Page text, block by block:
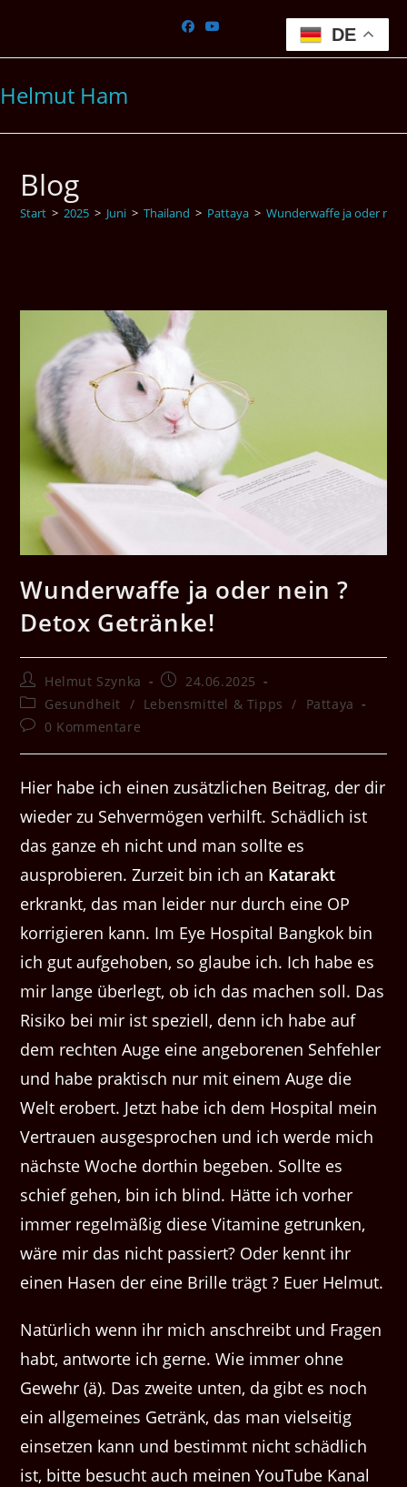
springen
Helmut Ham
Blog
Start > 2025 > Juni > Thailand > Pattaya > Wunderwaffe ja oder
Wunderwaffe ja oder nein ?
Detox Getränke!
Beitrags-
Autor:
Helmut Szynka
Beitrag
veröffentlicht:
24.06.2025
Beitrags-
Kategorie:
Gesundheit / Lebensmittel & Tipps /
Pattaya
Beitrags-
0 Kommentare
Hier habe ich einen zusätzlichen Beitrag, der dir
wieder zu Sehvermögen verhilft. Schädlich ist
das ganze eh nicht und man sollte es
ausprobieren. Zurzeit bin ich an Katarakt
erkrankt, das man leider nur durch eine OP
korrigieren kann. Im Eye Hospital Bangkok bin
ich gut aufgehoben, so glaube ich. Ich habe es
mir lange überlegt, ob ich das machen soll. Das
Risiko bei mir ist speziell, denn ich habe auf
dem rechten Auge eine angeborenen Sehfehler
und habe praktisch nur mit einem Auge die
Welt erobert. Jetzt habe ich dem Hospital mein
Vertrauen ausgesprochen und ich werde mich
nächste Woche dorthin begeben. Sollte es
schief gehen, bin ich blind. Hätte ich vorher
immer regelmäßig diese Vitamine getrunken,
wäre mir das nicht passiert? Oder kennt ihr
einen Hasen der eine Brille trägt ? Euer Helmut.
Natürlich wenn ihr mich anschreibt und Fragen
habt, antworte ich gerne. Wie immer ohne
Gewehr (ä). Das zweite unten, da gibt es noch
ein allgemeines Getränk, das man vielseitig
einsetzen kann und bestimmt nicht schädlich
ist, bitte besucht auch meinen YouTube Kanal
DE